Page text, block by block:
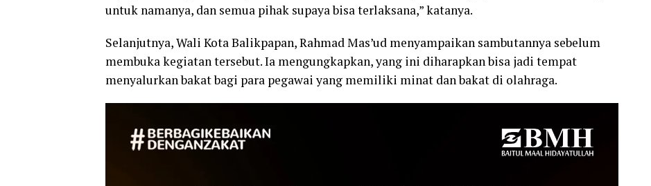
untuk namanya, dan semua pihak supaya bisa terlaksana,” katanya.
Selanjutnya, Wali Kota Balikpapan, Rahmad Mas’ud menyampaikan sambutannya sebelum
membuka kegiatan tersebut. Ia mengungkapkan, yang ini diharapkan bisa jadi tempat
menyalurkan bakat bagi para pegawai yang memiliki minat dan bakat di olahraga.